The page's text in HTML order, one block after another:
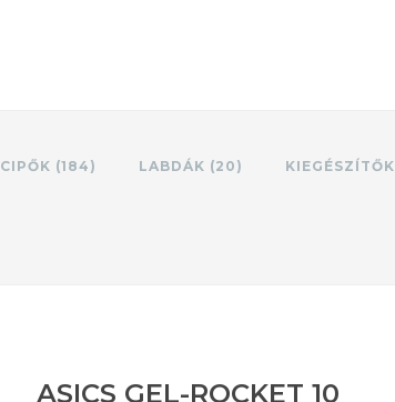
CIPŐK (184) LABDÁK (20) KIEGÉSZÍTŐK
ASICS GEL-ROCKET 10